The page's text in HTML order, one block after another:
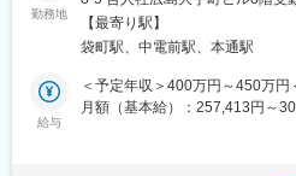
変更の範囲：会社の定める業務
全な独り立ちまでは1年程度かか
きは周囲の先輩社員が親身に相
知識がなくても安心して業務を
【業務内容】
■お問い合わせ対応業務（準夜勤
10件程度）
・病気やケガの際の受付及び病
勤務地
【最寄り駅】
袋町駅、中電前駅、本通駅
給与
＜予定年収＞400万円～450万
月額（基本給）：257,413円～